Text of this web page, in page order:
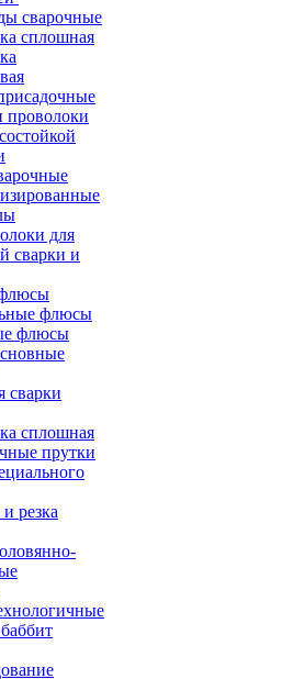
сварочные
сплошная
для
сварки и
флюсы
флюсы
сварки
сплошная
прутки
резка